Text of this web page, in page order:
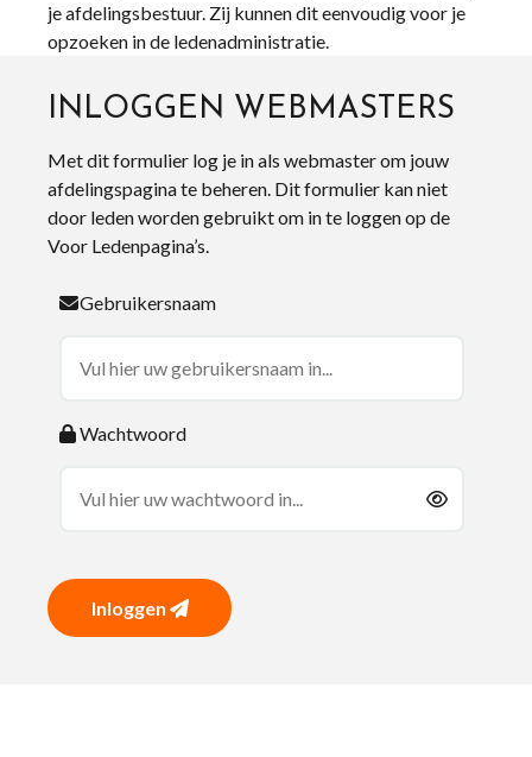
je afdelingsbestuur. Zij kunnen dit eenvoudig voor je
opzoeken in de ledenadministratie.
INLOGGEN WEBMASTERS
Met dit formulier log je in als webmaster om jouw
afdelingspagina te beheren. Dit formulier kan niet
door leden worden gebruikt om in te loggen op de
Voor Ledenpagina’s.
Gebruikersnaam
Wachtwoord
Inloggen